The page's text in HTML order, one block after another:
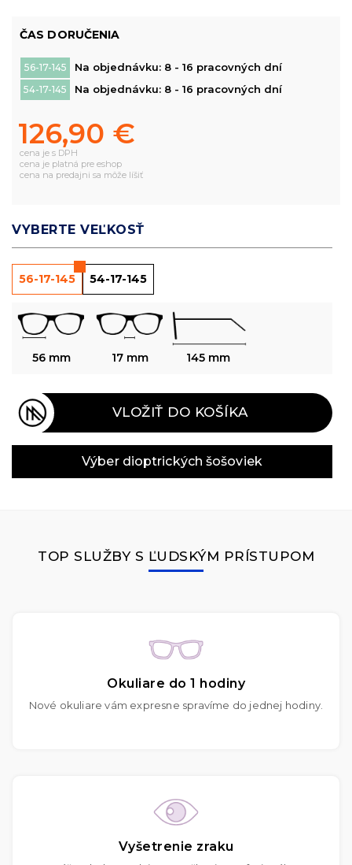
ČAS DORUČENIA
56-17-145 Na objednávku: 8 - 16 pracovných dní
54-17-145 Na objednávku: 8 - 16 pracovných dní
126,90 €
cena je s DPH
cena je platná pre eshop
cena na predajni sa môže líšiť
VYBERTE VEĽKOSŤ
56-17-145 54-17-145
56 mm 17 mm 145 mm
VLOŽIŤ DO KOŠÍKA
Výber dioptrických šošoviek
TOP SLUŽBY S ĽUDSKÝM PRÍSTUPOM
Okuliare do 1 hodiny
Nové okuliare vám expresne spravíme do jednej hodiny.
Vyšetrenie zraku